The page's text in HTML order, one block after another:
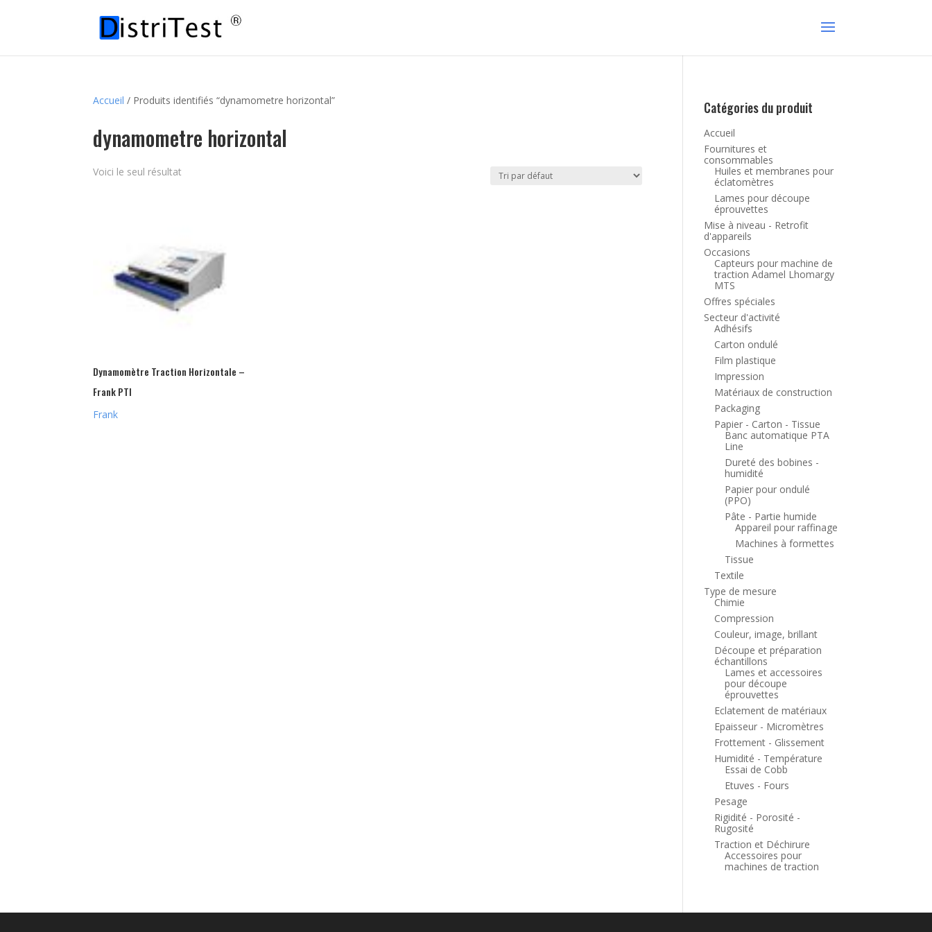
Accueil / Produits identifiés “dynamometre horizontal”
dynamometre horizontal
Voici le seul résultat
Dynamomètre Traction Horizontale –
Frank PTI
Frank
Catégories du produit
Accueil
Fournitures et
consommables
Huiles et membranes pour
éclatomètres
Lames pour découpe
éprouvettes
Mise à niveau - Retrofit
d'appareils
Occasions
Capteurs pour machine de
traction Adamel Lhomargy
MTS
Offres spéciales
Secteur d'activité
Adhésifs
Carton ondulé
Film plastique
Impression
Matériaux de construction
Packaging
Papier - Carton - Tissue
Banc automatique PTA
Line
Dureté des bobines -
humidité
Papier pour ondulé
(PPO)
Pâte - Partie humide
Appareil pour raffinage
Machines à formettes
Tissue
Textile
Type de mesure
Chimie
Compression
Couleur, image, brillant
Découpe et préparation
échantillons
Lames et accessoires
pour découpe
éprouvettes
Eclatement de matériaux
Epaisseur - Micromètres
Frottement - Glissement
Humidité - Température
Essai de Cobb
Etuves - Fours
Pesage
Rigidité - Porosité -
Rugosité
Traction et Déchirure
Accessoires pour
machines de traction